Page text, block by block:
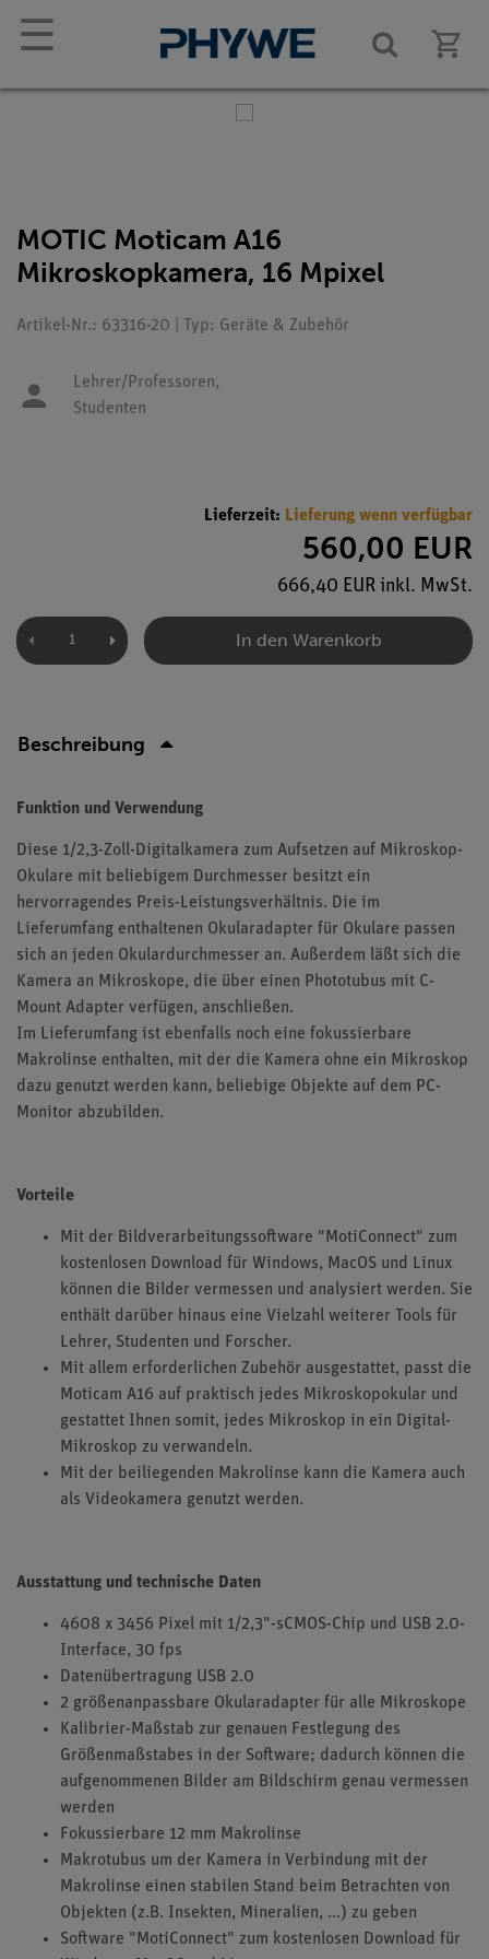
☰
MOTIC Moticam A16
Mikroskopkamera, 16 Mpixel
Artikel-Nr.: 63316-20 | Typ: Geräte & Zubehör
Lehrer/Professoren,
Studenten
Lieferzeit: Lieferung wenn verfügbar
560,00 EUR
666,40 EUR inkl. MwSt.
In den Warenkorb
Beschreibung
Funktion und Verwendung
Diese 1/2,3-Zoll-Digitalkamera zum Aufsetzen auf Mikroskop-
Okulare mit beliebigem Durchmesser besitzt ein
hervorragendes Preis-Leistungsverhältnis. Die im
Lieferumfang enthaltenen Okularadapter für Okulare passen
sich an jeden Okulardurchmesser an. Außerdem läßt sich die
Kamera an Mikroskope, die über einen Phototubus mit C-
Mount Adapter verfügen, anschließen.
Im Lieferumfang ist ebenfalls noch eine fokussierbare
Makrolinse enthalten, mit der die Kamera ohne ein Mikroskop
dazu genutzt werden kann, beliebige Objekte auf dem PC-
Monitor abzubilden.
Vorteile
Mit der Bildverarbeitungssoftware "MotiConnect" zum
kostenlosen Download für Windows, MacOS und Linux
können die Bilder vermessen und analysiert werden. Sie
enthält darüber hinaus eine Vielzahl weiterer Tools für
Lehrer, Studenten und Forscher.
Mit allem erforderlichen Zubehör ausgestattet, passt die
Moticam A16 auf praktisch jedes Mikroskopokular und
gestattet Ihnen somit, jedes Mikroskop in ein Digital-
Mikroskop zu verwandeln.
Mit der beiliegenden Makrolinse kann die Kamera auch
als Videokamera genutzt werden.
Ausstattung und technische Daten
4608 x 3456 Pixel mit 1/2,3"-sCMOS-Chip und USB 2.0-
Interface, 30 fps
Datenübertragung USB 2.0
2 größenanpassbare Okularadapter für alle Mikroskope
Kalibrier-Maßstab zur genauen Festlegung des
Größenmaßstabes in der Software; dadurch können die
aufgenommenen Bilder am Bildschirm genau vermessen
werden
Fokussierbare 12 mm Makrolinse
Makrotubus um der Kamera in Verbindung mit der
Makrolinse einen stabilen Stand beim Betrachten von
Objekten (z.B. Insekten, Mineralien, ...) zu geben
Software "MotiConnect" zum kostenlosen Download für